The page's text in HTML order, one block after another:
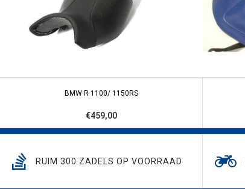
BMW R 1100/ 1150RS
€459,00
RUIM 300 ZADELS OP VOORRAAD